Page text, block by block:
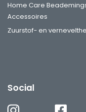
Home Care
Accessoires
Zuurstof- en
Social